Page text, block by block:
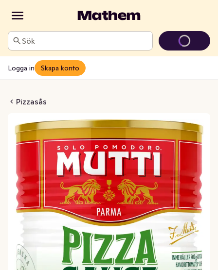
Sök
Logga in Skapa konto
Pizzasås
Aromatica